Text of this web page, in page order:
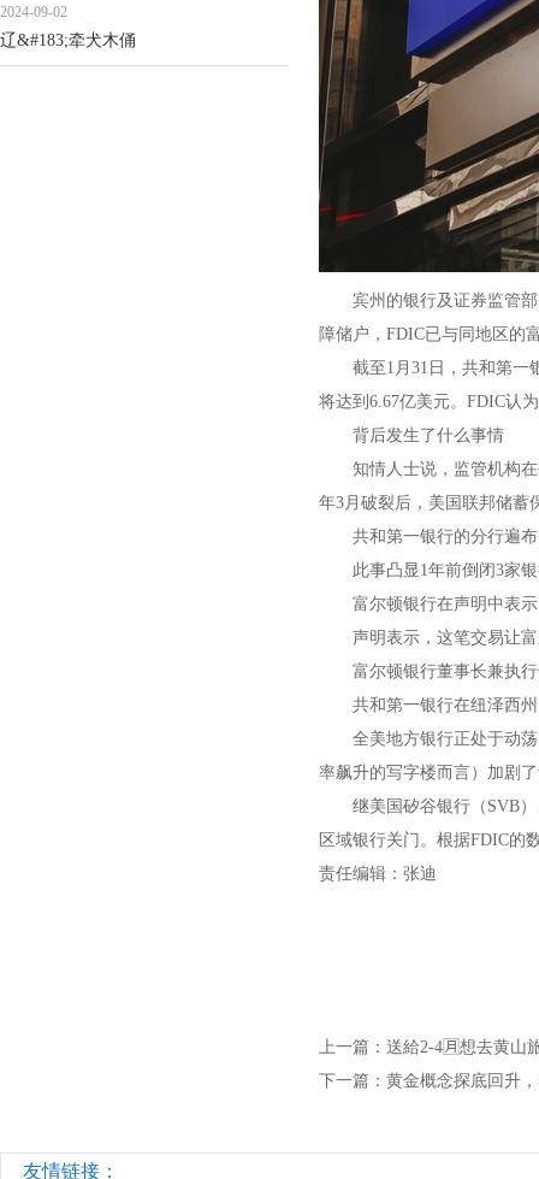
2024-09-02
辽&#183;牵犬木俑
宾州的银行及证券监管部
障储户，FDIC已与同地区的
截至1月31日，共和第一银
将达到6.67亿美元。FDIC认
背后发生了什么事情
知情人士说，监管机构在
年3月破裂后，美国联邦储蓄
共和第一银行的分行遍布
此事凸显1年前倒闭3家银
富尔顿银行在声明中表示
声明表示，这笔交易让富
富尔顿银行董事长兼执行
共和第一银行在纽泽西州
全美地方银行正处于动荡
率飙升的写字楼而言）加剧
继美国矽谷银行（SVB）、
区域银行关门。根据FDIC的
责任编辑：张迪
上一篇： 送給2-4🈷️想去黄山
下一篇： 黄金概念探底回升
友情链接：